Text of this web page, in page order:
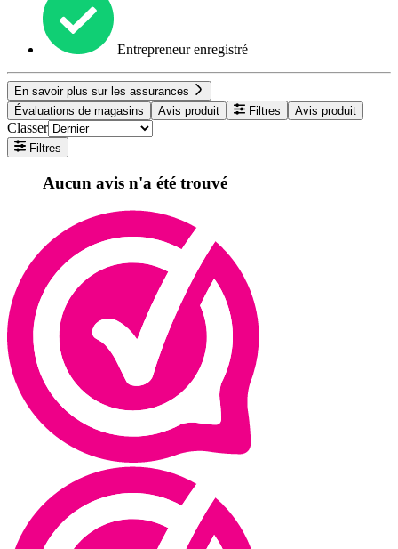
Entrepreneur enregistré
En savoir plus sur les assurances
Évaluations de magasins
Avis produit Filtres Avis produit
Classer
Filtres
Aucun avis n'a été trouvé